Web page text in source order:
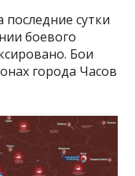
последние сутки
боевого
Бои
города Часов